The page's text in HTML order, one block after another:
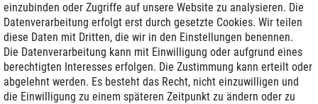
Zustellung am nächsten Werktag
Günstiger Versand
Generalüberholt mit Garantie
einzubinden oder Zugriffe auf unsere Website zu analysieren. Die
Datenverarbeitung erfolgt erst durch gesetzte Cookies. Wir teilen
diese Daten mit Dritten, die wir in den Einstellungen benennen.
Die Datenverarbeitung kann mit Einwilligung oder aufgrund eines
berechtigten Interesses erfolgen. Die Zustimmung kann erteilt oder
abgelehnt werden. Es besteht das Recht, nicht einzuwilligen und
die Einwilligung zu einem späteren Zeitpunkt zu ändern oder zu